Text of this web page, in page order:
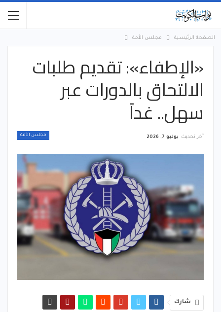
الصفحة الرئيسية مجلس الأمة
«الإطفاء»: تقديم طلبات
الالتحاق بالدورات عبر
سهل.. غداً
مجلس الأمة آخر تحديث يوليو 7, 2026
شارك